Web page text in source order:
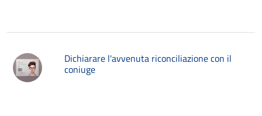
Dichiarare l'avvenuta riconciliazione con il
coniuge